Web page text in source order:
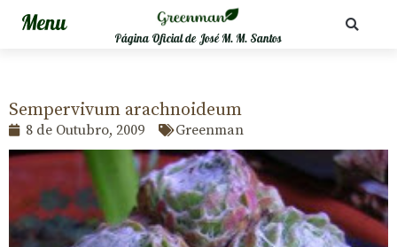
Página Oficial de José M. M. Santos
Sempervivum arachnoideum
8 de Outubro, 2009 Greenman